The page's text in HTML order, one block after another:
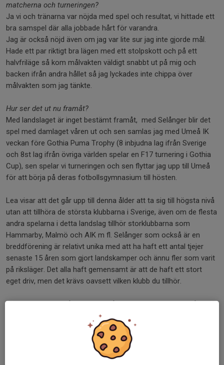
matcherna och turneringen?
Ja vi och tränarna var nöjda med spel och resultat, vi hittade ett
bra samspel där alla jobbade hårt för varandra.
Jag är också nöjd även om jag var lite sur jag inte gjorde mål.
Hade ett par riktigt bra lägen med ett stolpskott och på ett
halvfriläge så kom målvakten väldigt snabbt ut på mig och
backen ifrån andra hållet så jag lyckades inte chippa över
målvakten som jag tänkte.
Hur ser det ut nu framåt?
Med landslaget är inget bestämt framåt, med Selånger blir det
spel med damlaget våren ut och sen samlas jag med Umeå IK
veckan före Gothia Puma Trophy (8 inbjudna lag ifrån Sverige
och 8st lag ifrån övriga världen spelar en F17 turnering i Gothia
Cup), sen spelar vi turneringen och sen flyttar jag upp till Umeå
för att börja på deras fotbollsgymnasium till hösten.
Lea visar att det går upp till denna ålder att ta sig till högsta nivå
utan att tillhöra de största klubbarna i Sverige, även om de flesta
andra spelarna i detta landslag tillhör storklubbarna som
Hammarby, Malmö och AIK m fl. Selånger som också är en
breddförening är relativt unika med att ha haft ett antal tjejer
senaste 15 åren som gjort landskamper och ännu fler som varit
på riksläger. Det alla haft gemensamt är att de haft ett stort
eget driv, men det krävs oavsett vilken klubb du tillhör.
Lea visade redan då hon kom ifrån Medskogs för ett par år sen
att hon hade alla förutsättningar med fysik, teknik och spelsinne
säger Marcus Dückhow som är en av tränarna som haft Lea.
Sen har hon också varit en bra förebild då hon visat hur hårt
man måste jobba själv både på träning och match för att
fortsätta utvecklas och ta nästa steg.